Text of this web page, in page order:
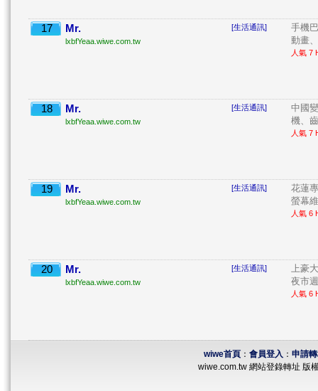
17 Mr.
lxbfYeaa.wiwe.com.tw
[生活通訊]
手機
動畫
人氣 7
18 Mr.
lxbfYeaa.wiwe.com.tw
[生活通訊]
中國
機、
人氣 7
19 Mr.
lxbfYeaa.wiwe.com.tw
[生活通訊]
花蓮
螢幕
人氣 6
20 Mr.
lxbfYeaa.wiwe.com.tw
[生活通訊]
上豪
夜市
人氣 6
wiwe首頁： 會員登入 ： 申請
wiwe.com.tw 網站登錄轉址 版